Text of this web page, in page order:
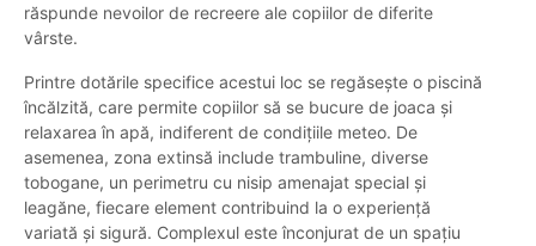
răspunde nevoilor de recreere ale copiilor de diferite
vârste.
Printre dotările specifice acestui loc se regăsește o piscină
încălzită, care permite copiilor să se bucure de joaca și
relaxarea în apă, indiferent de condițiile meteo. De
asemenea, zona extinsă include trambuline, diverse
tobogane, un perimetru cu nisip amenajat special și
leagăne, fiecare element contribuind la o experiență
variată și sigură. Complexul este înconjurat de un spațiu